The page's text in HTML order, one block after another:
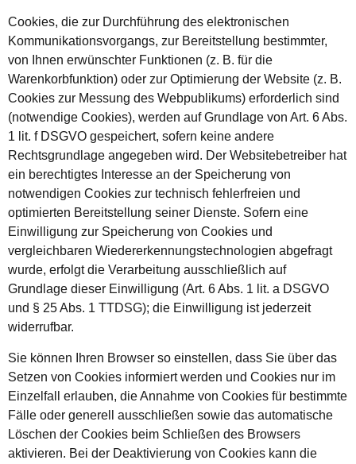
Cookies, die zur Durchführung des elektronischen
Kommunikationsvorgangs, zur Bereitstellung bestimmter,
von Ihnen erwünschter Funktionen (z. B. für die
Warenkorbfunktion) oder zur Optimierung der Website (z. B.
Cookies zur Messung des Webpublikums) erforderlich sind
(notwendige Cookies), werden auf Grundlage von Art. 6 Abs.
1 lit. f DSGVO gespeichert, sofern keine andere
Rechtsgrundlage angegeben wird. Der Websitebetreiber hat
ein berechtigtes Interesse an der Speicherung von
notwendigen Cookies zur technisch fehlerfreien und
optimierten Bereitstellung seiner Dienste. Sofern eine
Einwilligung zur Speicherung von Cookies und
vergleichbaren Wiedererkennungstechnologien abgefragt
wurde, erfolgt die Verarbeitung ausschließlich auf
Grundlage dieser Einwilligung (Art. 6 Abs. 1 lit. a DSGVO
und § 25 Abs. 1 TTDSG); die Einwilligung ist jederzeit
widerrufbar.
Sie können Ihren Browser so einstellen, dass Sie über das
Setzen von Cookies informiert werden und Cookies nur im
Einzelfall erlauben, die Annahme von Cookies für bestimmte
Fälle oder generell ausschließen sowie das automatische
Löschen der Cookies beim Schließen des Browsers
aktivieren. Bei der Deaktivierung von Cookies kann die